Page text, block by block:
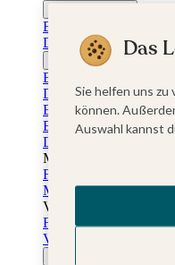
Einladungskarten
Dankeskarten Firmung
Jugendweihekarten
Einladungskarten
Dankeskarten
Einschulungskarten
Einladungskarten
Danksagung
Muttertag
Fotogeschenke
Muttertagskarten
Vatertag
Fotogeschenke
Vatertagskarten
Das
Sie helfen uns
können.
Auswahl kannst